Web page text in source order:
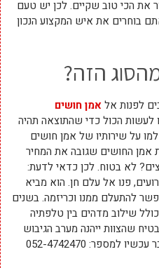
את הכי טוב שקיים. לכן יש טעם
בוחרים את איש המקצוע הנכון
הזה?
לפנות אלאמן חושים
לעשות הכול כדי שהתוצאה תהיה
על שירותיו של אמן חושים
אמן החושים שגובה את המחיר
לא בטוח. לכן כדאי לדעת:
פנו אל עלם חן. הוא מביא
להתעלם ממנו וכריזמה. בשנים
שילוב מדהים בין טלפתיה
שהצוות ייהנה מערב הגיבוש
הקרוב? רוצים עוד פרטים? חייגו כבר עכשיו למספר: 052-4742470